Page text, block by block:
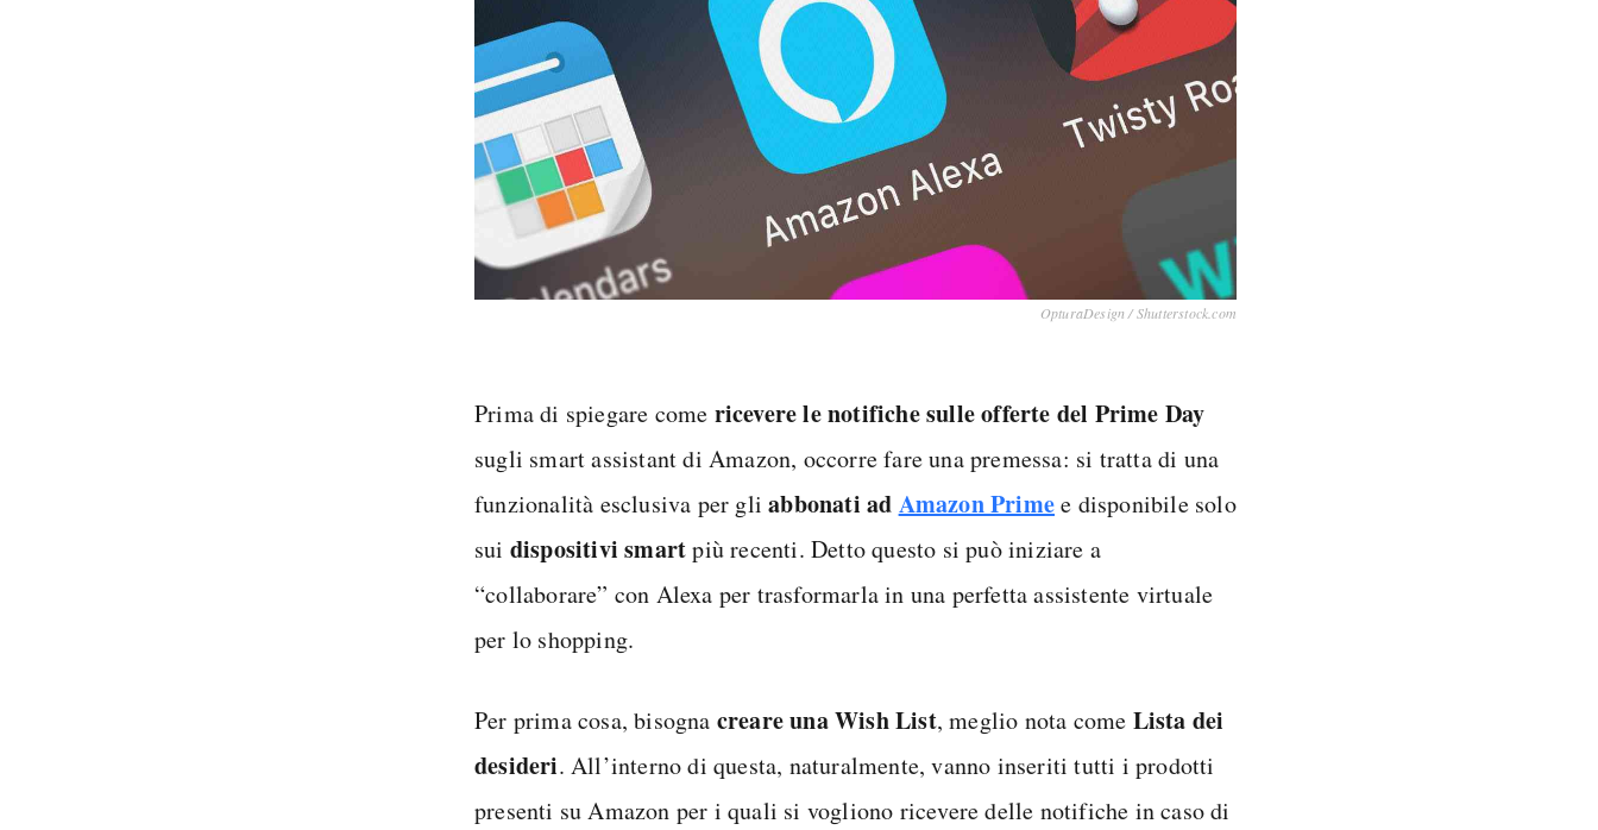
OpturaDesign / Shutterstock.com
Prima di spiegare come ricevere le notifiche sulle offerte del Prime Day
sugli smart assistant di Amazon, occorre fare una premessa: si tratta di una
funzionalità esclusiva per gliabbonati ad Amazon Primee disponibile solo
sui dispositivi smartpiù recenti. Detto questo si può iniziare a
“collaborare” con Alexa per trasformarla in una perfetta assistente virtuale
per lo shopping.
Per prima cosa, bisogna creare una Wish List, meglio nota come Lista dei
desideri. All’interno di questa, naturalmente, vanno inseriti tutti i prodotti
presenti su Amazon per i quali si vogliono ricevere delle notifiche in caso di